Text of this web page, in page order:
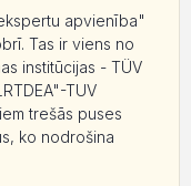
apvienība"
Tas ir viens no
institūcijas - TÜV
TUV
trešās puses
ko nodrošina